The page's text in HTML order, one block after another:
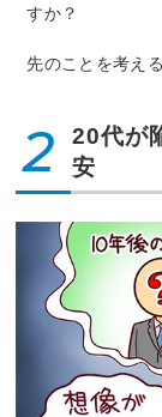
すか？
先のことを考え
2
20代が
安